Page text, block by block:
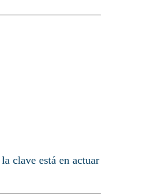
la clave está en actuar